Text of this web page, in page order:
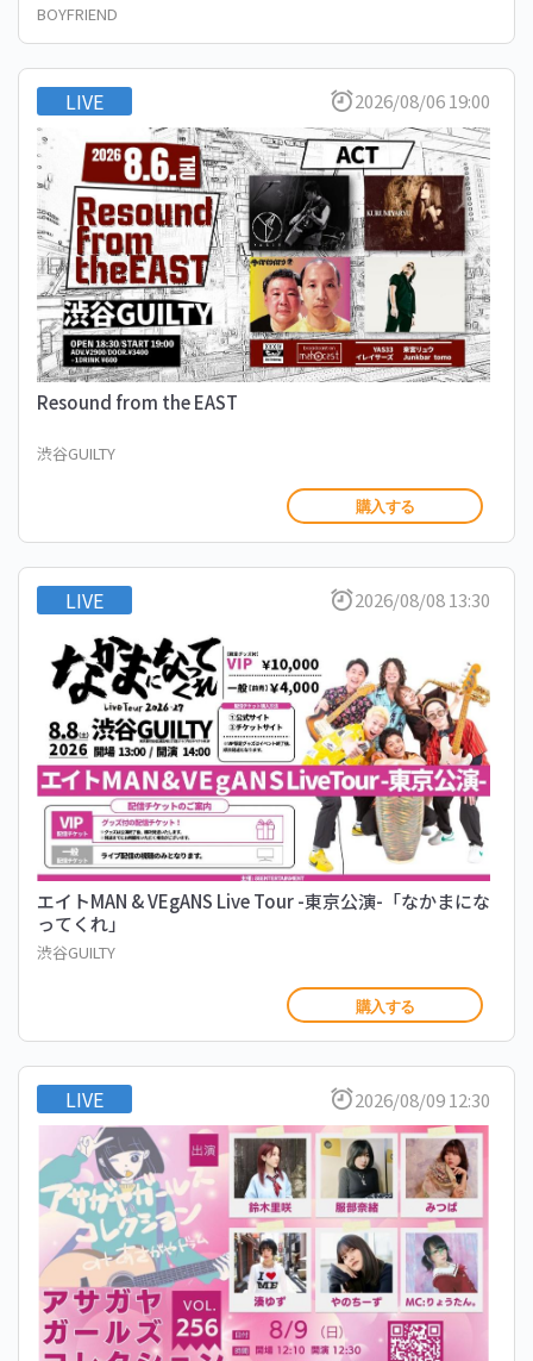
BOYFRIEND
LIVE 2026/08/06 19:00
Resound from the EAST
渋谷GUILTY
購入する
LIVE 2026/08/08 13:30
エイトMAN & VEgANS Live Tour -東京公演-「なかまにな
ってくれ」
渋谷GUILTY
購入する
LIVE 2026/08/09 12:30